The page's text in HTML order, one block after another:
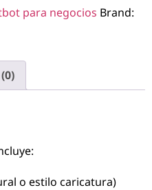
para negocios Brand:
o estilo caricatura)